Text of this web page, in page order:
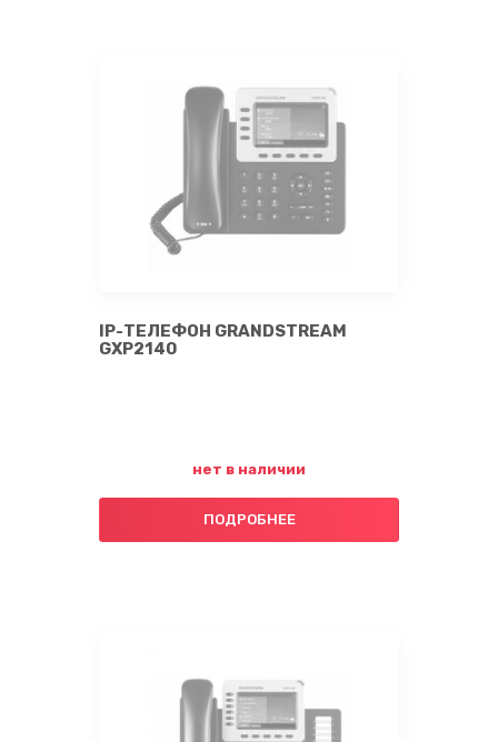
IP-ТЕЛЕФОН GRANDSTREAM
GXP2140
нет в наличии
ПОДРОБНЕЕ